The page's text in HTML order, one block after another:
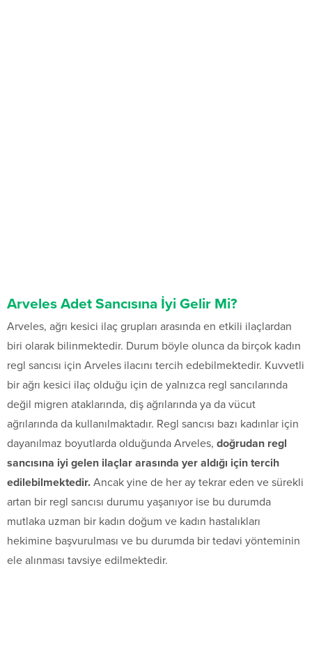
Arveles Adet Sancısına İyi Gelir Mi?
Arveles, ağrı kesici ilaç grupları arasında en etkili ilaçlardan
biri olarak bilinmektedir. Durum böyle olunca da birçok kadın
regl sancısı için Arveles ilacını tercih edebilmektedir. Kuvvetli
bir ağrı kesici ilaç olduğu için de yalnızca regl sancılarında
değil migren ataklarında, diş ağrılarında ya da vücut
ağrılarında da kullanılmaktadır. Regl sancısı bazı kadınlar için
dayanılmaz boyutlarda olduğunda Arveles, doğrudan regl
sancısına iyi gelen ilaçlar arasında yer aldığı için tercih
edilebilmektedir. Ancak yine de her ay tekrar eden ve sürekli
artan bir regl sancısı durumu yaşanıyor ise bu durumda
mutlaka uzman bir kadın doğum ve kadın hastalıkları
hekimine başvurulması ve bu durumda bir tedavi yönteminin
ele alınması tavsiye edilmektedir.